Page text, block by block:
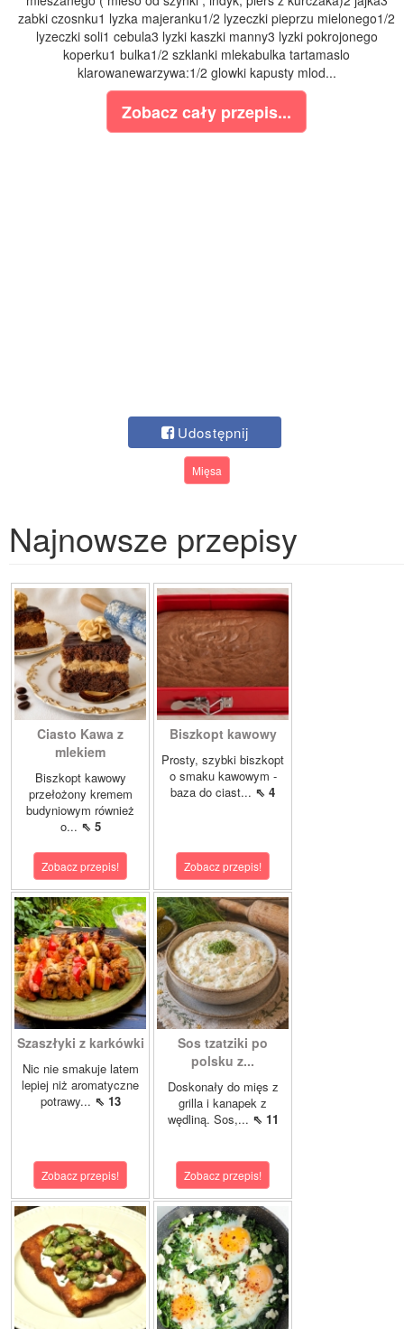
zabki czosnku1 lyzka majeranku1/2 lyzeczki pieprzu mielonego1/2
lyzeczki soli1 cebula3 lyzki kaszki manny3 lyzki pokrojonego
koperku1 bulka1/2 szklanki mlekabulka tartamaslo
klarowanewarzywa:1/2 glowki kapusty mlod...
Zobacz cały przepis...
Udostępnij
Mięsa
Najnowsze przepisy
Ciasto Kawa z
mlekiem
Biszkopt kawowy
przełożony kremem
budyniowym również
o... ⇖ 5
Zobacz przepis!
Biszkopt kawowy
Prosty, szybki biszkopt
o smaku kawowym -
baza do ciast... ⇖ 4
Zobacz przepis!
Szaszłyki z karkówki
Nic nie smakuje latem
lepiej niż aromatyczne
potrawy... ⇖ 13
Zobacz przepis!
Sos tzatziki po
polsku z...
Doskonały do mięs z
grilla i kanapek z
wędliną. Sos,... ⇖ 11
Zobacz przepis!